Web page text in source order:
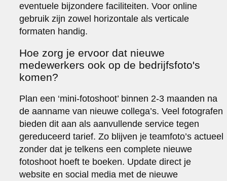
eventuele bijzondere faciliteiten. Voor online
gebruik zijn zowel horizontale als verticale
formaten handig.
Hoe zorg je ervoor dat nieuwe
medewerkers ook op de bedrijfsfoto's
komen?
Plan een ‘mini-fotoshoot’ binnen 2-3 maanden na
de aanname van nieuwe collega’s. Veel fotografen
bieden dit aan als aanvullende service tegen
gereduceerd tarief. Zo blijven je teamfoto’s actueel
zonder dat je telkens een complete nieuwe
fotoshoot hoeft te boeken. Update direct je
website en social media met de nieuwe